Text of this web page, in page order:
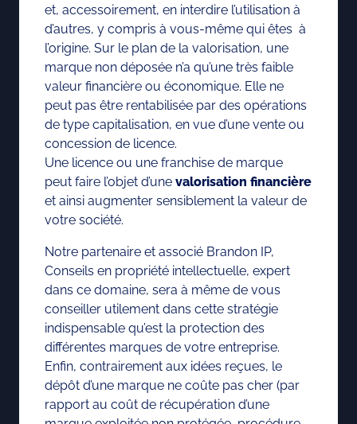
et, accessoirement, en interdire l’utilisation à
d’autres, y compris à vous-même qui êtes à
l’origine. Sur le plan de la valorisation, une
marque non déposée n’a qu’une très faible
valeur financière ou économique. Elle ne
peut pas être rentabilisée par des opérations
de type capitalisation, en vue d’une vente ou
concession de licence.
Une licence ou une franchise de marque
peut faire l’objet d’une valorisation financière
et ainsi augmenter sensiblement la valeur de
votre société.
Notre partenaire et associé Brandon IP,
Conseils en propriété intellectuelle, expert
dans ce domaine, sera à même de vous
conseiller utilement dans cette stratégie
indispensable qu’est la protection des
différentes marques de votre entreprise.
Enfin, contrairement aux idées reçues, le
dépôt d’une marque ne coûte pas cher (par
rapport au coût de récupération d’une